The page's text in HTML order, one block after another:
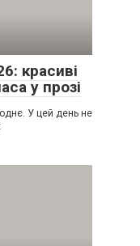
красиві
у прозі
У цей день не